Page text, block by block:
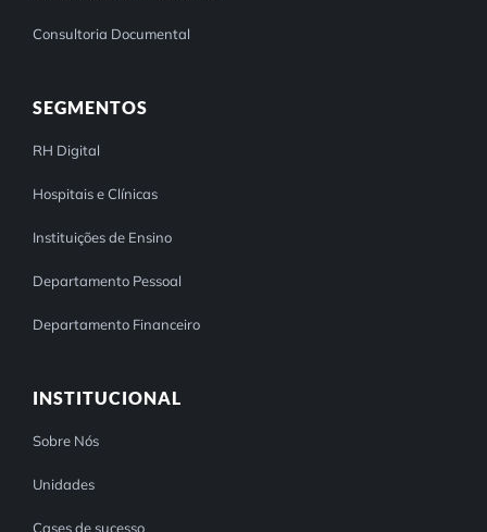
Consultoria Documental
SEGMENTOS
RH Digital
Hospitais e Clínicas
Instituições de Ensino
Departamento Pessoal
Departamento Financeiro
INSTITUCIONAL
Sobre Nós
Unidades
Cases de sucesso